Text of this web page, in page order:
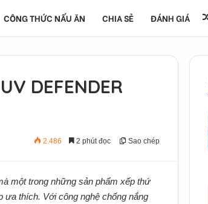
CÔNG THỨC NẤU ĂN CHIA SẺ ĐÁNH GIÁ
DEFENDER
2.486 2 phút đọc Sao chép
một trong những sản phẩm xếp thứ
ưa thích. Với công nghệ chống nắng